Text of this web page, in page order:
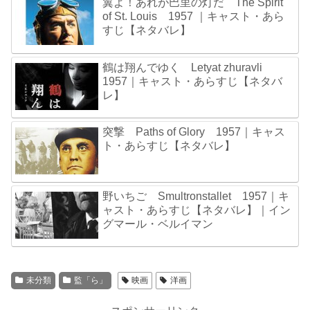
翼よ！あれが巴里の灯だ The Spirit
of St. Louis 1957 ｜キャスト・あら
すじ【ネタバレ】
鶴は翔んでゆく Letyat zhuravli
1957｜キャスト・あらすじ【ネタバ
レ】
突撃 Paths of Glory 1957｜キャス
ト・あらすじ【ネタバレ】
野いちご Smultronstallet 1957｜キ
ャスト・あらすじ【ネタバレ】｜イン
グマール・ベルイマン
未分類 監「ら」 映画 洋画